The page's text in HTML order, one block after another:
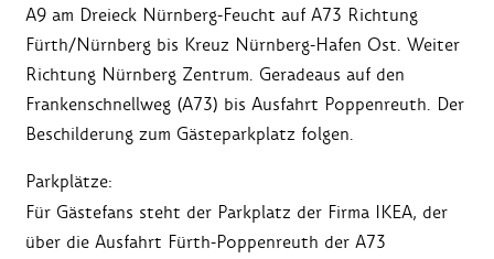
A9 am Dreieck Nürnberg-Feucht auf A73 Richtung
Fürth/Nürnberg bis Kreuz Nürnberg-Hafen Ost. Weiter
Richtung Nürnberg Zentrum. Geradeaus auf den
Frankenschnellweg (A73) bis Ausfahrt Poppenreuth. Der
Beschilderung zum Gästeparkplatz folgen.
Parkplätze:
Für Gästefans steht der Parkplatz der Firma IKEA, der
über die Ausfahrt Fürth-Poppenreuth der A73